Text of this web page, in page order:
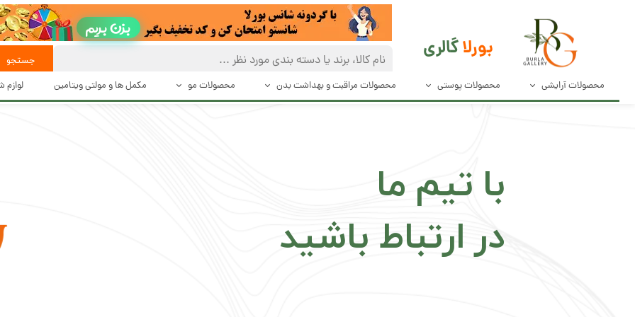
بورلاگالری جستجو
محصولات آرایشی محصولات پوستی محصولات مراقبت و بهداشت بدن محصولات مو مکمل ها و مولتی ویتامین
بزن بریم
با تیم ما
در ارتباط باشید